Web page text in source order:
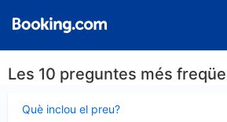
Les 10 preguntes més
Què inclou el preu?
tancat